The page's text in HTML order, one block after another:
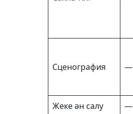
Сценография —
Жеке ән салу
—